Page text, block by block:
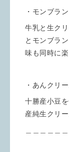
・モンブラ
牛乳と生ク
とモンブラ
味も同時に
・あんクリ
十勝産小豆
産純生クリ